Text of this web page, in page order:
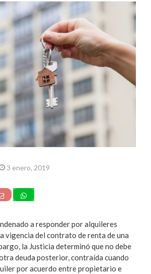
3 enero, 2019
a responder por alquileres
vigencia del contrato de renta de una
la Justicia determinó que no debe
deuda posterior, contraída cuando
por acuerdo entre propietario e